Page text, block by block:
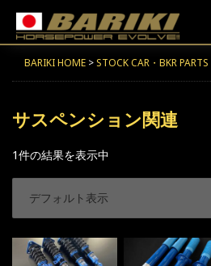
BARIKI HOME > STOCK CAR・BKR PARTS
サスペンション関連
1件の結果を表示中